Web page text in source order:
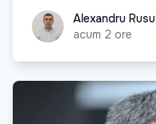
Alexandru Rusu
Alexandru Rusu
acum 2 ore